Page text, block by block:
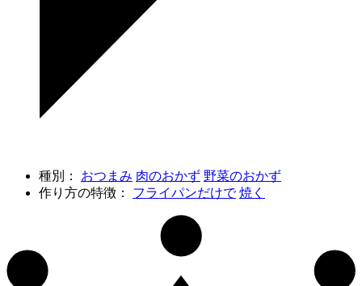
種別： おつまみ 肉のおかず 野菜のおかず
作り方の特徴： フライパンだけで 焼く